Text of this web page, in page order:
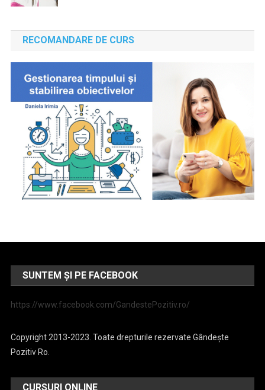
RECOMANDARE DE CURS
SUNTEM ȘI PE FACEBOOK
https://www.facebook.com/GandestePozitiv.ro/
Copyright 2013-2023. Toate drepturile rezervate Gândește
Pozitiv Ro.
CURSURI ONLINE